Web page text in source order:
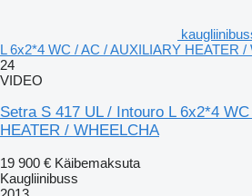
L 6x2*4 WC / AC / AUXILIARY HEATER
24
VIDEO
Setra S 417 UL / Intouro L 6x2*4
HEATER / WHEELCHA
19 900 € Käibemaksuta
Kaugliinibuss